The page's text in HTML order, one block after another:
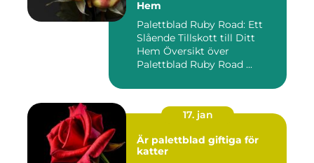
Hem
Palettblad Ruby Road: Ett
Slående Tillskott till Ditt
Hem Översikt över
Palettblad Ruby Road ...
17. jan
Är palettblad giftiga för
katter